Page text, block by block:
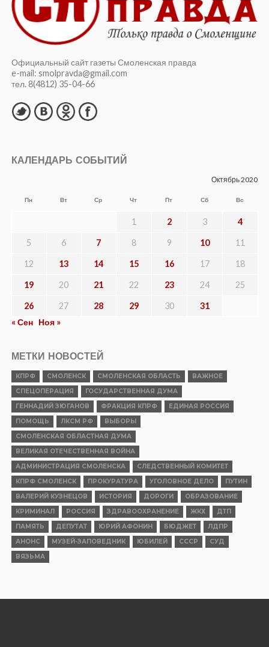
Официальный сайт газеты Смоленская правда
e-mail: smolpravda@gmail.com
тел. 8(4812) 35-04-66
КАЛЕНДАРЬ СОБЫТИЙ
Октябрь 2020
Пн Вт Ср Чт Пт Сб Вс
1 2 3 4
5 6 7 8 9 10 11
12 13 14 15 16 17 18
19 20 21 22 23 24 25
26 27 28 29 30
31
« Сен
Ноя »
МЕТКИ НОВОСТЕЙ
КПРФ СМОЛЕНСК СМОЛЕНСКАЯ ОБЛАСТЬ
ВАЖНОЕ
СПЕЦОПЕРАЦИЯ
ГОСУДАРСТВЕННАЯ ДУМА
ГЕННАДИЙ ЗЮГАНОВ
ФРАКЦИЯ КПРФ
ЕДИНАЯ РОССИЯ
ПОМОЩЬ
ЛКСМ РФ
ВЫБОРЫ
СМОЛЕНСКАЯ ОБЛАСТНАЯ ДУМА
ВЕЛИКАЯ ОТЕЧЕСТВЕННАЯ ВОЙНА
АДМИНИСТРАЦИЯ СМОЛЕНСКА
СЛЕДСТВЕННЫЙ КОМИТЕТ
КПРФ СМОЛЕНСК
ПРОКУРАТУРА УГОЛОВНОЕ ДЕЛО
ПУТИН
ВАЛЕРИЙ КУЗНЕЦОВ
ИСТОРИЯ ДОРОГИ
ОБРАЗОВАНИЕ
КРИМИНАЛ
РОССИЯ ЗДРАВООХРАНЕНИЕ ЖКХ
ДТП
ПАМЯТЬ
ДЕПУТАТ ЮРИЙ АФОНИН БЮДЖЕТ
ЛДПР
АНОНС
МУЗЕЙ-ЗАПОВЕДНИК ЮБИЛЕЙ СССР
СУД
ВЯЗЬМА